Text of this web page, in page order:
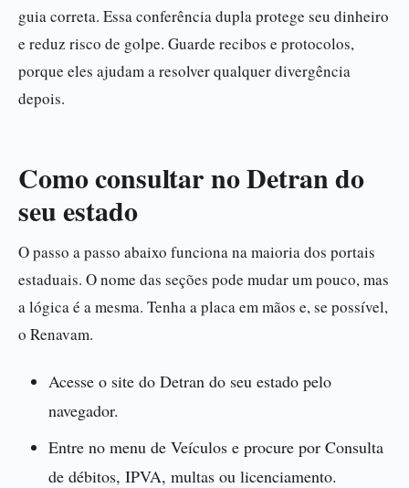
guia correta. Essa conferência dupla protege seu dinheiro
e reduz risco de golpe. Guarde recibos e protocolos,
porque eles ajudam a resolver qualquer divergência
depois.
Como consultar no Detran do
seu estado
O passo a passo abaixo funciona na maioria dos portais
estaduais. O nome das seções pode mudar um pouco, mas
a lógica é a mesma. Tenha a placa em mãos e, se possível,
o Renavam.
Acesse o site do Detran do seu estado pelo
navegador.
Entre no menu de Veículos e procure por Consulta
de débitos, IPVA, multas ou licenciamento.